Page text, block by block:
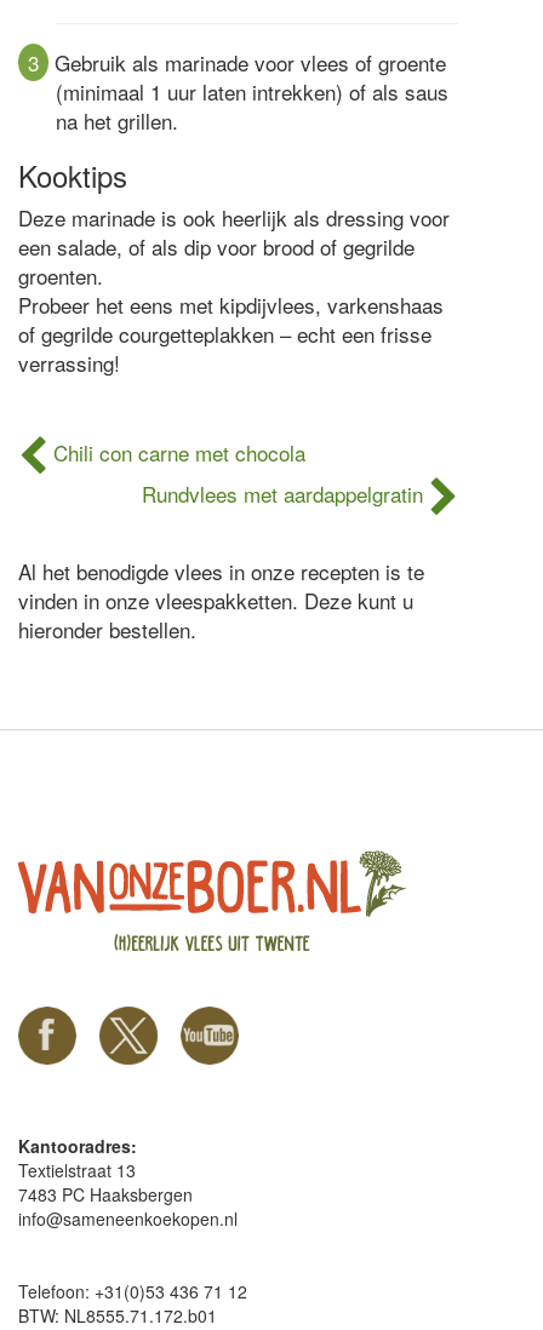
3 Gebruik als marinade voor vlees of groente
(minimaal 1 uur laten intrekken) of als saus
na het grillen.
Kooktips
Deze marinade is ook heerlijk als dressing voor
een salade, of als dip voor brood of gegrilde
groenten.
Probeer het eens met kipdijvlees, varkenshaas
of gegrilde courgetteplakken – echt een frisse
verrassing!
Chili con carne met chocola
Rundvlees met aardappelgratin
Al het benodigde vlees in onze recepten is te
vinden in onze vleespakketten. Deze kunt u
hieronder bestellen.
Kantooradres:
Textielstraat 13
7483 PC Haaksbergen
info@sameneenkoekopen.nl
Telefoon: +31(0)53 436 71 12
BTW: NL8555.71.172.b01